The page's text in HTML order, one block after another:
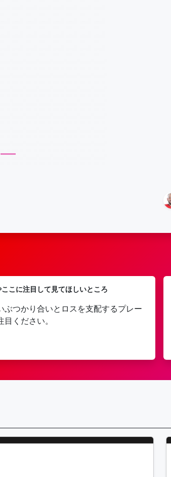
こに注目して見てほしいところ
ぶつかり合いとロスを支配するプレー
目ください。